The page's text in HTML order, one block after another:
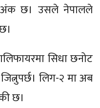
अंक छ। उसले नेपालले
सिधा छनोट
लिग-२ मा अब
छ।